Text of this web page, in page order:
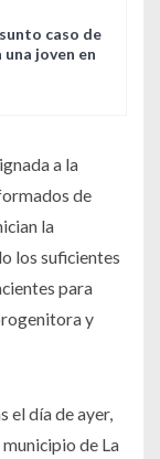
caso de
una joven en
a la
de
la
los suficientes
para
y
el día de ayer,
de La